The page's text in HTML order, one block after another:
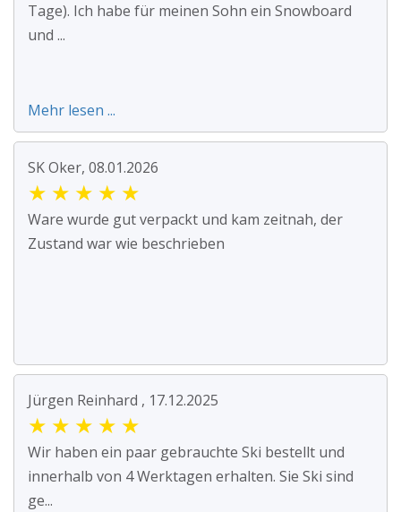
Tage). Ich habe für meinen Sohn ein Snowboard
und ...
Mehr lesen ...
SK Oker, 08.01.2026
★ ★ ★ ★ ★
Ware wurde gut verpackt und kam zeitnah, der
Zustand war wie beschrieben
Jürgen Reinhard , 17.12.2025
★ ★ ★ ★ ★
Wir haben ein paar gebrauchte Ski bestellt und
innerhalb von 4 Werktagen erhalten. Sie Ski sind
ge...